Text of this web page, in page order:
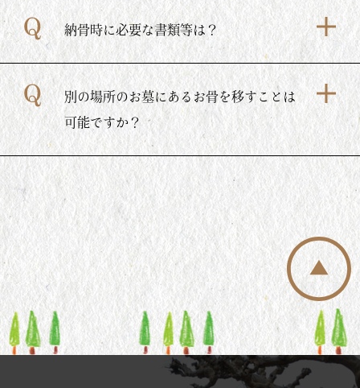
納骨時に必要な書類等は？
別の場所のお墓にあるお骨を移すことは
可能ですか？